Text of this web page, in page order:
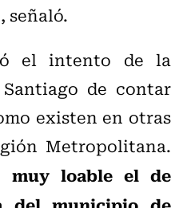
señaló.
el intento de la
de contar
existen en otras
Metropolitana.
muy loable el de